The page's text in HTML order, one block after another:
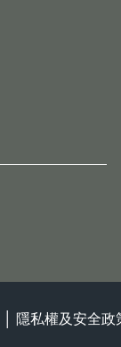
隱私權及安全政